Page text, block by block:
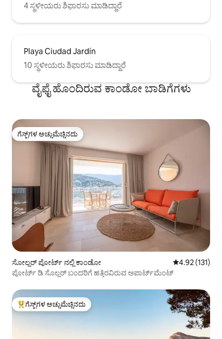
4 ಸ್ಥಳೀಯರು ಶಿಫಾರಸು ಮಾಡಿದ್ದಾರೆ
Playa Ciudad Jardín
10 ಸ್ಥಳೀಯರು ಶಿಫಾರಸು ಮಾಡಿದ್ದಾರೆ
ವೈಫೈ ಹೊಂದಿರುವ ಕಾಂಡೋ ಬಾಡಿಗೆಗಳು
ಗೆಸ್ಟ್‌ಗಳ ಅಚ್ಚುಮೆಚ್ಚಿನದು
ಗೆಸ್ಟ್‌ಗಳ ಅಚ್ಚುಮೆಚ್ಚಿನದು
ಸೋಲ್ಲರ್ ಪೋರ್ಟ್ ನಲ್ಲಿ ಕಾಂಡೋ 5 ರಲ್ಲಿ 4.92
4.92 (131)
ಪೋರ್ಟ್ ಡಿ ಸೊಲ್ಲರ್ ಬಂದರಿಗೆ ಹತ್ತಿರವಿರುವ ಅಪಾರ್ಟ್‌ಮೆಂಟ್
ಗೆಸ್ಟ್‌ಗಳಿಗೆ ಅತಿ ಹೆಚ್ಚು ಅಚ್ಚುಮೆಚ್ಚಿನದು
ಗೆಸ್ಟ್‌ಗಳ ಅಚ್ಚುಮೆಚ್ಚಿನದು